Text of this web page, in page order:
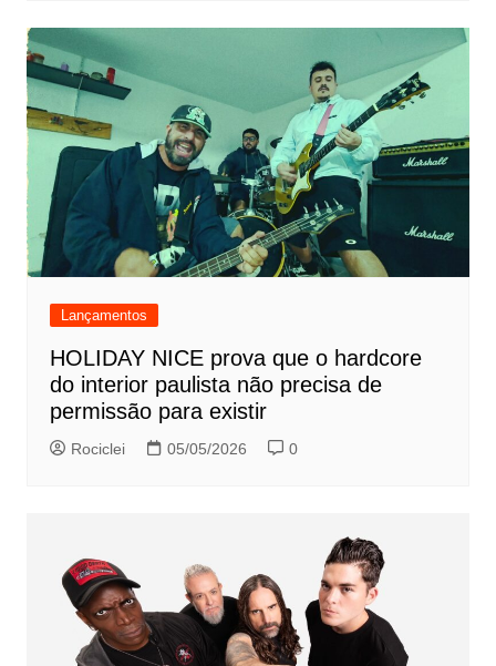
Lançamentos
HOLIDAY NICE prova que o hardcore
do interior paulista não precisa de
permissão para existir
Rociclei 05/05/2026 0